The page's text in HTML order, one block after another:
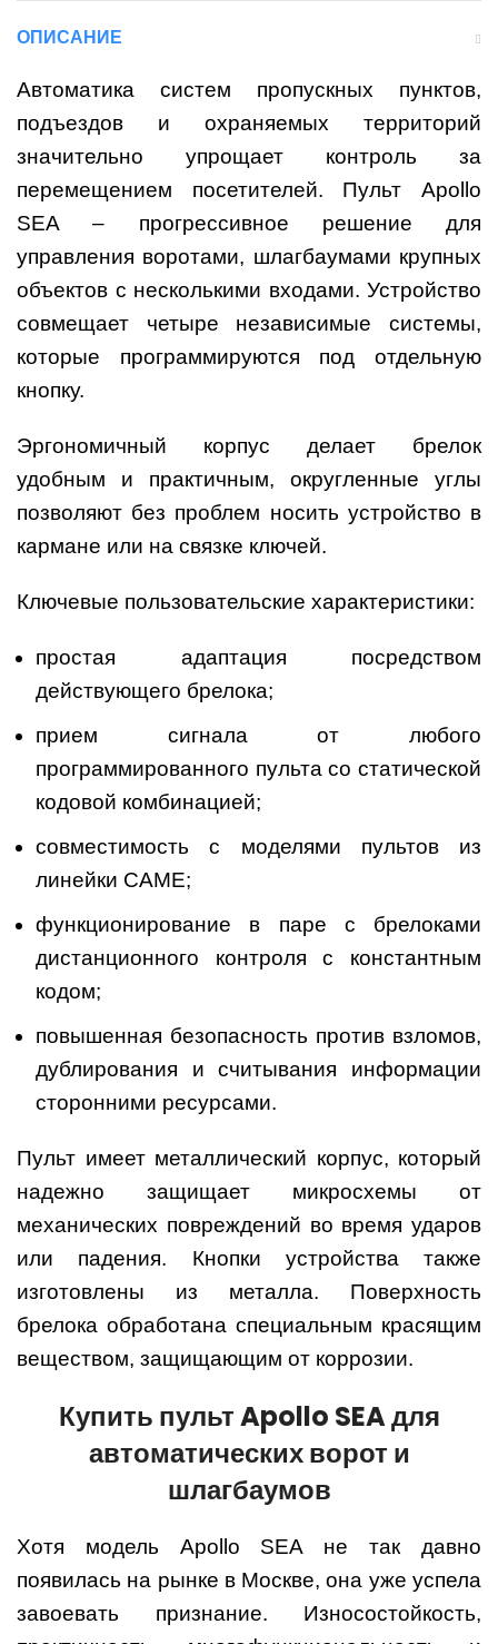
ОПИСАНИЕ
Автоматика систем пропускных пунктов,
подъездов и охраняемых территорий
значительно упрощает контроль за
перемещением посетителей. Пульт Apollo
SEA – прогрессивное решение для
управления воротами, шлагбаумами крупных
объектов с несколькими входами. Устройство
совмещает четыре независимые системы,
которые программируются под отдельную
кнопку.
Эргономичный корпус делает брелок
удобным и практичным, округленные углы
позволяют без проблем носить устройство в
кармане или на связке ключей.
Ключевые пользовательские характеристики:
простая адаптация посредством
действующего брелока;
прием сигнала от любого
программированного пульта со статической
кодовой комбинацией;
совместимость с моделями пультов из
линейки CAME;
функционирование в паре с брелоками
дистанционного контроля с константным
кодом;
повышенная безопасность против взломов,
дублирования и считывания информации
сторонними ресурсами.
Пульт имеет металлический корпус, который
надежно защищает микросхемы от
механических повреждений во время ударов
или падения. Кнопки устройства также
изготовлены из металла. Поверхность
брелока обработана специальным красящим
веществом, защищающим от коррозии.
Купить пульт Apollo SEA для
автоматических ворот и
шлагбаумов
Хотя модель Apollo SEA не так давно
появилась на рынке в Москве, она уже успела
завоевать признание. Износостойкость,